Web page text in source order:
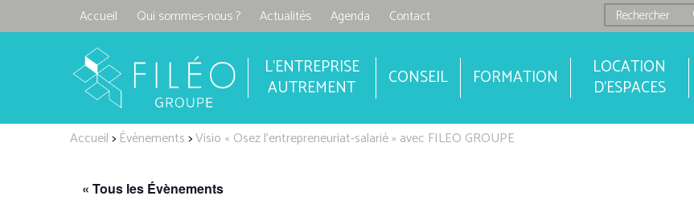
Accueil Qui sommes-nous ? Actualités Agenda Contact
L'ENTREPRISE
AUTREMENT
CONSEIL FORMATION
LOCATION
D'ESPACES
Accueil> Évènements>Visio « Osez l’entrepreneuriat-salarié » avec FILEO GROUPE
« Tous les Évènements